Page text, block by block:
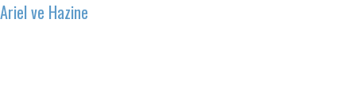
Ariel ve Hazine